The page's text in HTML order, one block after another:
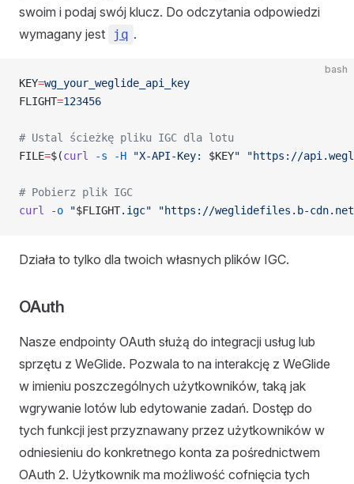
swoim i podaj swój klucz. Do odczytania odpowiedzi
wymagany jest
jq .
bash
KEY=wg_your_weglide_api_key
FLIGHT=123456
# Ustal ścieżkę pliku IGC dla lotu
FILE=$(curl -s -H "X-API-Key: $KEY" "https://
# Pobierz plik IGC
curl
-o "$FLIGHT.igc" "https://weglidefiles.b-
Działa to tylko dla twoich własnych plików IGC.
OAuth
Nasze endpointy OAuth służą do integracji usług lub
sprzętu z WeGlide. Pozwala to na interakcję z WeGlide
w imieniu poszczególnych użytkowników, taką jak
wgrywanie lotów lub edytowanie zadań. Dostęp do
tych funkcji jest przyznawany przez użytkowników w
odniesieniu do konkretnego konta za pośrednictwem
OAuth 2. Użytkownik ma możliwość cofnięcia tych